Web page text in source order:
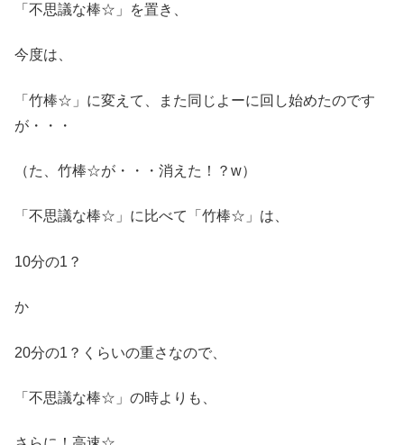
「不思議な棒☆」を置き、
今度は、
「竹棒☆」に変えて、また同じよーに回し始めたのです
が・・・
（た、竹棒☆が・・・消えた！？w）
「不思議な棒☆」に比べて「竹棒☆」は、
10分の1？
か
20分の1？くらいの重さなので、
「不思議な棒☆」の時よりも、